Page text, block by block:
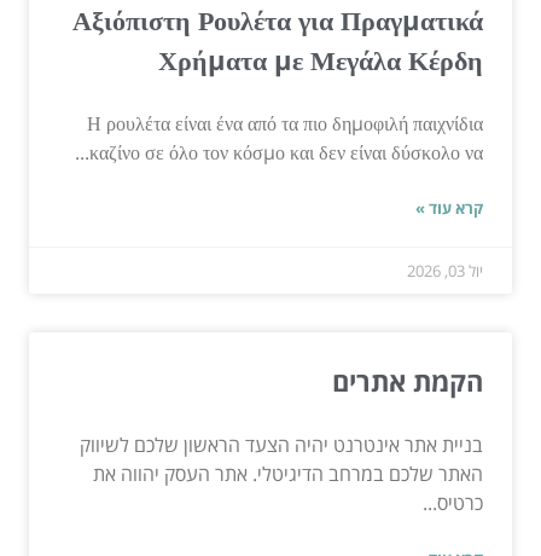
Αξιόπιστη Ρουλέτα για Πραγματικά
Χρήματα με Μεγάλα Κέρδη
Η ρουλέτα είναι ένα από τα πιο δημοφιλή παιχνίδια
καζίνο σε όλο τον κόσμο και δεν είναι δύσκολο να...
קרא עוד »
יול 03, 2026
הקמת אתרים
בניית אתר אינטרנט יהיה הצעד הראשון שלכם לשיווק
האתר שלכם במרחב הדיגיטלי. אתר העסק יהווה את
כרטיס...